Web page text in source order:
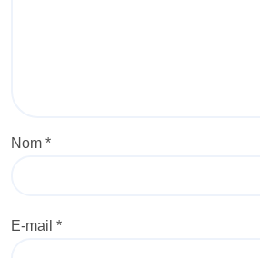
Nom *
E-mail *